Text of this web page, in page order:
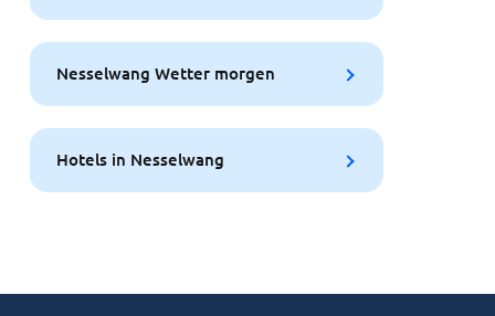
Nesselwang Wetter morgen
Hotels in Nesselwang